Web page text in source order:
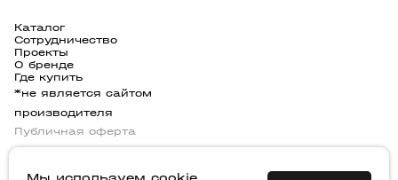
Каталог
Сотрудничество
Проекты
О бренде
Где купить
*не является сайтом
производителя
Публичная оферта
Политика конфендициальности